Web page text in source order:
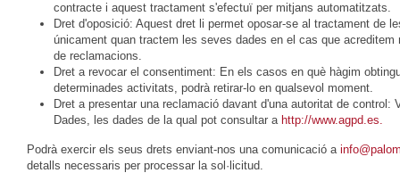
contracte i aquest tractament s'efectuï per mitjans automatitzats.
Dret d'oposició: Aquest dret li permet oposar-se al tractament de
únicament quan tractem les seves dades en el cas que
de reclamacions.
Dret a revocar el consentiment: En els casos en què hàgim
determinades activitats, podrà retirar-lo en qualsevol moment.
Dret a presentar una reclamació davant d'una autoritat de
Dades, les dades de la qual pot consultar a http://www.agpd.es.
Podrà exercir els seus drets enviant-nos una comunicació a
detalls necessaris per processar la sol·licitud.